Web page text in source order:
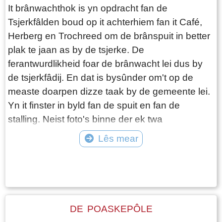
Untefredenheid ûnder otterdoks-kristlike
doarpsbewenners oer it ferdwinen fan de Bibel
út de iepenbiere skoalle fan master Baars. De
Realisaasje: De snelle oprjochting fan in
skoalbestjoer, it ferkrijen fan grûn, en de bou fan
de skoalle foar de som fan ƒ 2.395,- troch in
timmerfeint út Welsrip. Personele Útdagings: De
oanstelling fan haadûnderwizer A. Langhout en
de dêropfolgjende konstante striid om geskikte,
betelbere helppersoniel (helpmasters) oan te
lûken en te behâlden. Finansjele Soarch: It
minfermogende' bern fergees ûnderwiis te
bieden fia it saneamde Suppletiefûns. 1. It
It brânwachthok is yn opdracht fan de
Tsjerkfâlden boud op it achterhiem fan it Café,
Herberg en Trochreed om de brânspuit in better
plak te jaan as by de tsjerke. De
ferantwurdlikheid foar de brânwacht lei dus by
de tsjerkfâdij. En dat is bysûnder om't op de
measte doarpen dizze taak by de gemeente lei.
Yn it finster in byld fan de spuit en fan de
stalling. Neist foto's binne der ek twa
dokuminten oan dit finster tafoege.
Lês mear
DE POASKEPÔLE